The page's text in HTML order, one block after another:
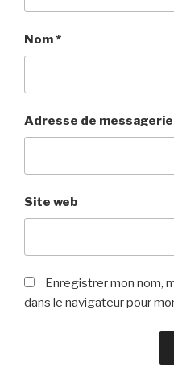
Nom*
Adresse de messagerie
Site web
Enregistrer mon nom,
dans le navigateur pour